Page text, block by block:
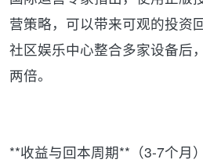
营策略，可以带来可观的投资
社区娱乐中心整合多家设备后
两倍。
**收益与回本周期**（3-7个月）